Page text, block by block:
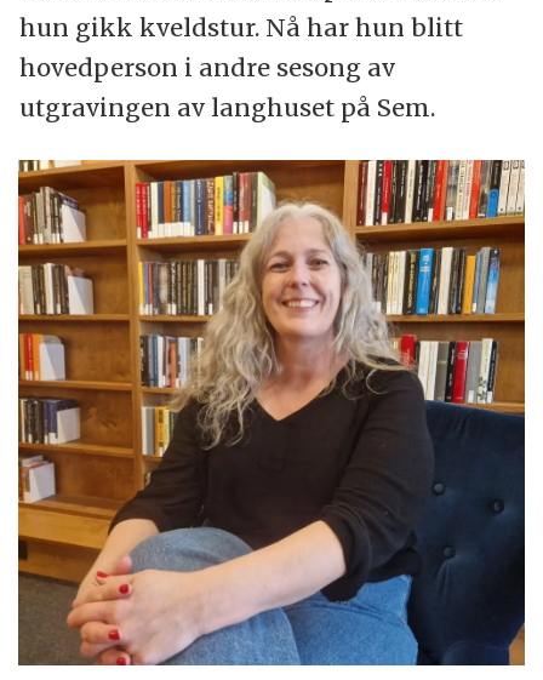
hun gikk kveldstur. Nå har hun blitt
hovedperson i andre sesong av
utgravingen av langhuset på Sem.